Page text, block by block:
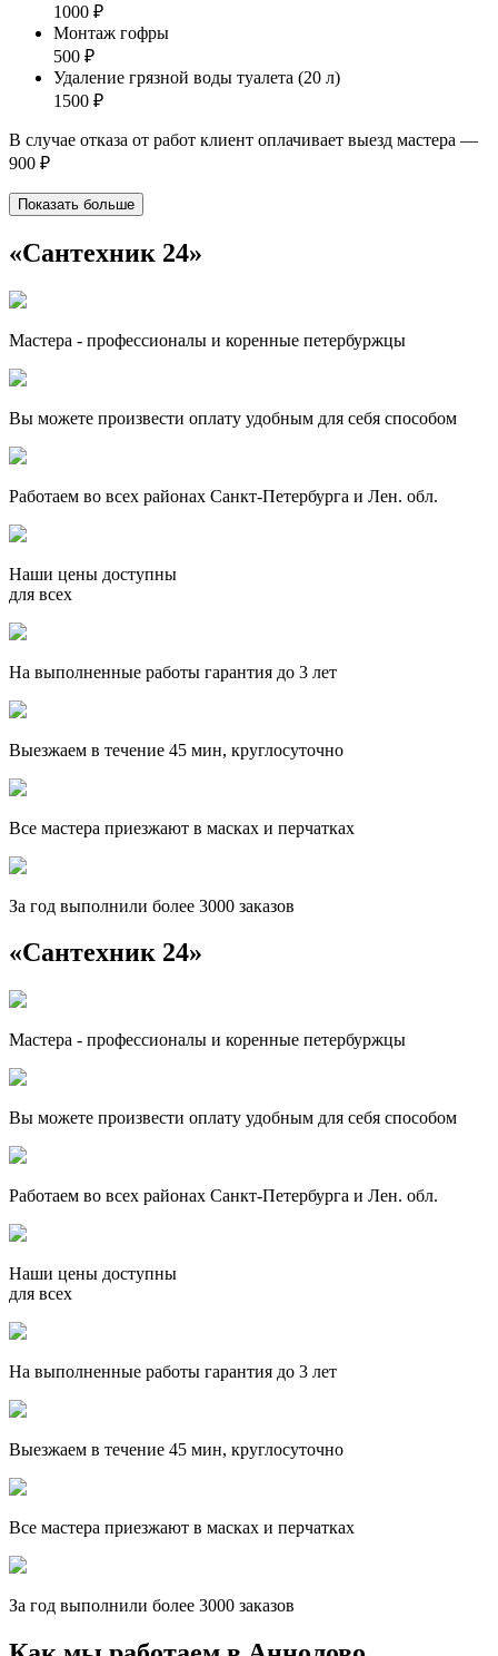
1000 ₽
Монтаж гофры
500 ₽
Удаление грязной воды туалета (20 л)
1500 ₽
В случае отказа от работ клиент оплачивает выезд мастера —
900 ₽
Показать больше
«Сантехник 24»
Мастера - профессионалы и коренные петербуржцы
Вы можете произвести оплату удобным для себя способом
Работаем во всех районах Санкт-Петербурга и Лен. обл.
Наши цены доступны
для всех
На выполненные работы гарантия до 3 лет
Выезжаем в течение 45 мин, круглосуточно
Все мастера приезжают в масках и перчатках
За год выполнили более 3000 заказов
«Сантехник 24»
Мастера - профессионалы и коренные петербуржцы
Вы можете произвести оплату удобным для себя способом
Работаем во всех районах Санкт-Петербурга и Лен. обл.
Наши цены доступны
для всех
На выполненные работы гарантия до 3 лет
Выезжаем в течение 45 мин, круглосуточно
Все мастера приезжают в масках и перчатках
За год выполнили более 3000 заказов